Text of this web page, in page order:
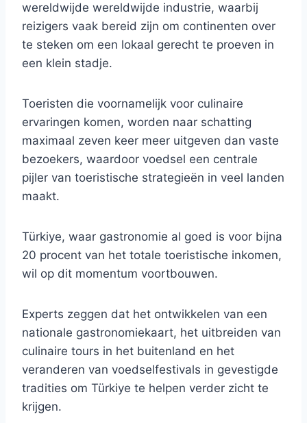
wereldwijde wereldwijde industrie, waarbij
reizigers vaak bereid zijn om continenten over
te steken om een ​​lokaal gerecht te proeven in
een klein stadje.
Toeristen die voornamelijk voor culinaire
ervaringen komen, worden naar schatting
maximaal zeven keer meer uitgeven dan vaste
bezoekers, waardoor voedsel een centrale
pijler van toeristische strategieën in veel landen
maakt.
Türkiye, waar gastronomie al goed is voor bijna
20 procent van het totale toeristische inkomen,
wil op dit momentum voortbouwen.
Experts zeggen dat het ontwikkelen van een
nationale gastronomiekaart, het uitbreiden van
culinaire tours in het buitenland en het
veranderen van voedselfestivals in gevestigde
tradities om Türkiye te helpen verder zicht te
krijgen.